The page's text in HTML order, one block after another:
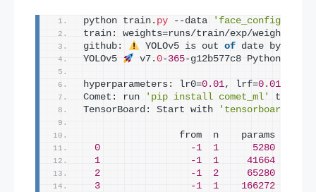
python train. py --data
train: weights=runs/train/exp/weights/
github:
YOLOv5 is out of date by
YOLOv5
v7. 0- 365-g12b577c8 Python-
hyperparameters: lr0=0.01, lrf=0.01
Comet: run
'pip install comet_ml'
to
TensorBoard: Start with
'tensorboard --
from  n
0
-1 1 5280
1
-1 1 41664
2
-1 2 65280
3
-1 1 166272